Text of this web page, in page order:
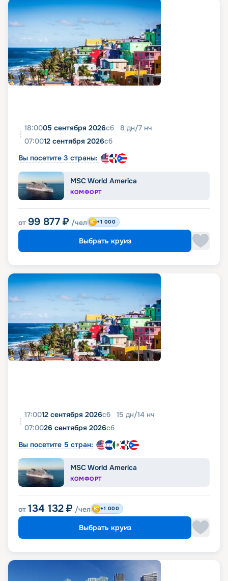
18:0005 сентября 2026сб 8 дн/7 нч
07:0012 сентября 2026сб
Вы посетите 3 страны:
MSC World America
КОМФОРТ
от 99 877 ₽ /чел +1 000
Выбрать круиз
17:0012 сентября 2026сб 15 дн/14 нч
07:0026 сентября 2026сб
Вы посетите 5 стран:
MSC World America
КОМФОРТ
от 134 132 ₽ /чел +1 000
Выбрать круиз